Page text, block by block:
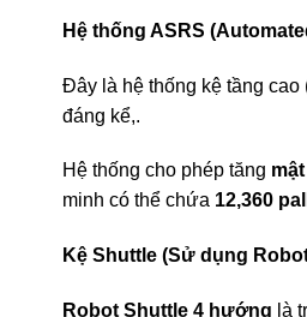
Hệ thống ASRS
Đây là hệ thống kệ tầng cao
đáng kể,.
Hệ thống cho phép tăng
minh có thể chứa 12,360
Kệ Shuttle (Sử dụng
Robot Shuttle 4 hướng là